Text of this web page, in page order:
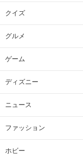
クイズ
グルメ
ゲーム
ディズニー
ニュース
ファッション
ホビー